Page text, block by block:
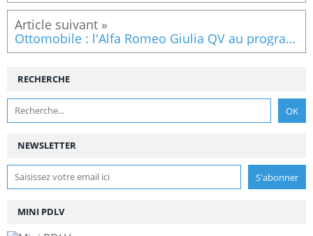
Ottomobile : l'Alfa Romeo Giulia QV au programme !
NEWSLETTER
RECHERCHE
MINI PDLV